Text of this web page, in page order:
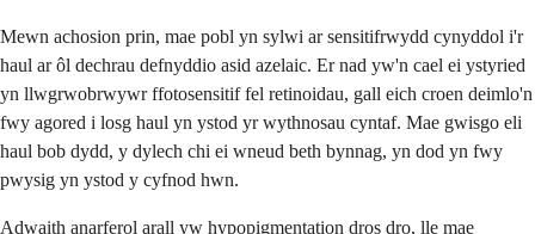
Mewn achosion prin, mae pobl yn sylwi ar sensitifrwydd cynyddol i'r
haul ar ôl dechrau defnyddio asid azelaic. Er nad yw'n cael ei ystyried
yn llwgrwobrwywr ffotosensitif fel retinoidau, gall eich croen deimlo'n
fwy agored i losg haul yn ystod yr wythnosau cyntaf. Mae gwisgo eli
haul bob dydd, y dylech chi ei wneud beth bynnag, yn dod yn fwy
pwysig yn ystod y cyfnod hwn.
Adwaith anarferol arall yw hypopigmentation dros dro, lle mae